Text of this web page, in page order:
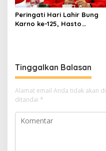
Peringati Hari Lahir Bung
Karno ke-125, Hasto
Tinggalkan Balasan
Alamat email Anda tidak akan
ditandai *